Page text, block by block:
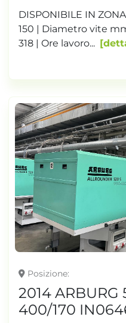
DISPONIBILE IN
150 | Diametro vite
318 | Ore lavoro...
Posizione
2014 ARBURG
400/170